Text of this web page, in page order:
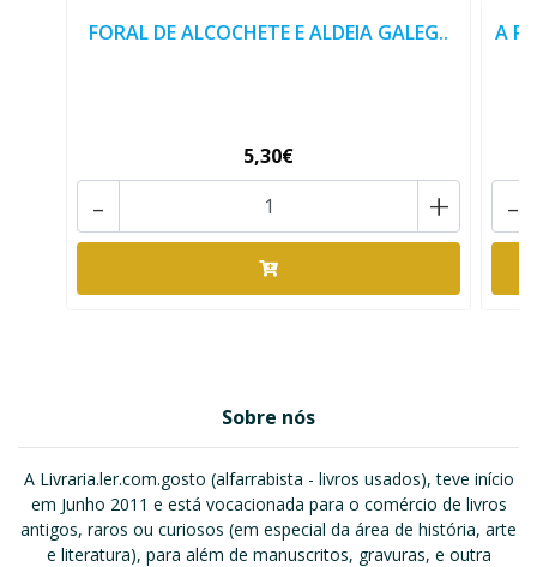
FORAL DE ALCOCHETE E ALDEIA GALEG..
5,30€
+
-
A
-
Sobre nós
A Livraria.ler.com.gosto (alfarrabista - livros usados), teve início
em Junho 2011 e está vocacionada para o comércio de livros
antigos, raros ou curiosos (em especial da área de história, arte
e literatura), para além de manuscritos, gravuras, e outra